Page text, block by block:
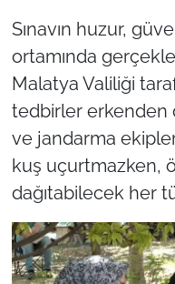
Sınavın huzur,
ortamında
Malatya Valiliği
tedbirler erkenden
ve jandarma
kuş uçurtmazken,
dağıtabilecek her